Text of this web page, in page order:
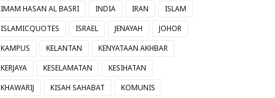
IMAM HASAN AL BASRI
INDIA IRAN
ISLAM
ISLAMICQUOTES
ISRAEL JENAYAH
JOHOR
KAMPUS
KELANTAN
KENYATAAN AKHBAR
KERJAYA
KESELAMATAN
KESIHATAN
KHAWARIJ
KISAH SAHABAT
KOMUNIS